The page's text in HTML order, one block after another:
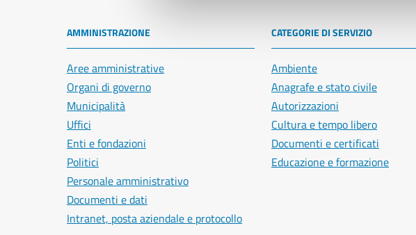
AMMINISTRAZIONE
Aree amministrative
Organi di governo
Municipalità
Uffici
Enti e fondazioni
Politici
Personale amministrativo
Documenti e dati
Intranet, posta aziendale e protocollo
CATEGORIE DI SERVIZIO
Ambiente
Anagrafe e stato civile
Autorizzazioni
Cultura e tempo libero
Documenti e certificati
Educazione e formazione